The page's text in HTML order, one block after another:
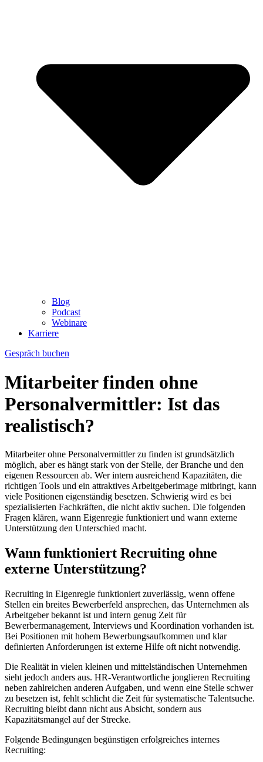
Blog
Podcast
Webinare
Karriere
Gespräch buchen
Mitarbeiter finden ohne
Personalvermittler: Ist das
realistisch?
Mitarbeiter ohne Personalvermittler zu finden ist grundsätzlich
möglich, aber es hängt stark von der Stelle, der Branche und den
eigenen Ressourcen ab. Wer intern ausreichend Kapazitäten, die
richtigen Tools und ein attraktives Arbeitgeberimage mitbringt, kann
viele Positionen eigenständig besetzen. Schwierig wird es bei
spezialisierten Fachkräften, die nicht aktiv suchen. Die folgenden
Fragen klären, wann Eigenregie funktioniert und wann externe
Unterstützung den Unterschied macht.
Wann funktioniert Recruiting ohne
externe Unterstützung?
Recruiting in Eigenregie funktioniert zuverlässig, wenn offene
Stellen ein breites Bewerberfeld ansprechen, das Unternehmen als
Arbeitgeber bekannt ist und intern genug Zeit für
Bewerbermanagement, Interviews und Koordination vorhanden ist.
Bei Positionen mit hohem Bewerbungsaufkommen und klar
definierten Anforderungen ist externe Hilfe oft nicht notwendig.
Die Realität in vielen kleinen und mittelständischen Unternehmen
sieht jedoch anders aus. HR-Verantwortliche jonglieren Recruiting
neben zahlreichen anderen Aufgaben, und wenn eine Stelle schwer
zu besetzen ist, fehlt schlicht die Zeit für systematische Talentsuche.
Recruiting bleibt dann nicht aus Absicht, sondern aus
Kapazitätsmangel auf der Strecke.
Folgende Bedingungen begünstigen erfolgreiches internes
Recruiting: